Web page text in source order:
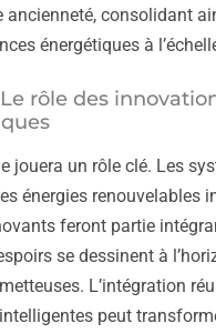
ancienneté, consolidant
énergétiques à
Le rôle des
jouera un rôle clé. Les
énergies renouvelables
feront partie
se dessinent à
L’intégration
peut